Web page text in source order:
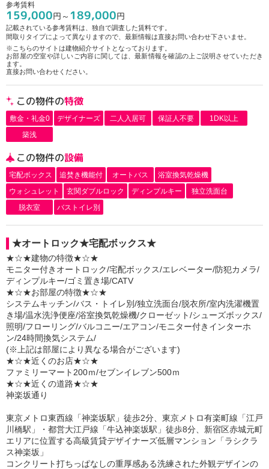
参考賃料
159,000円～ 189,000円
記載されている参考賃料は、独自で調査した賃料です。
間取りタイプによって異なりますので、最新情報は直接お問い合わせ下さいませ。
※こちらのサイトは建物紹介サイトとなっております。
お部屋の空室や詳しいご内容に関しては、最新情報を確認の上ご説明させていただき
ます。
直接お問い合わせください。
この物件の特徴
敷金・礼金0 デザイナーズ 二人入居可 保証人不要
1DK以上
築浅
この物件の設備
宅配ボックス 追焚き機能付 オートバス
浴室換気乾燥機
ウォシュレット
玄関ダブルロック ディンプルキー
独立洗面台
脱衣室
バストイレ別
★オートロック★宅配ボックス★
★☆★建物の特徴★☆★
モニター付きオートロック/宅配ボックス/エレベーター/防犯カメラ/
ディンプルキー/ゴミ置き場/CATV
★☆★お部屋の特徴★☆★
システムキッチン/バス・トイレ別/独立洗面台/脱衣所/室内洗濯機置
き場/温水洗浄便座/浴室換気乾燥機/クローゼット/シューズボックス/
照明/フローリング/バルコニー/エアコン/モニター付きインターホ
ン/24時間換気システム/
(※上記は部屋により異なる場合がございます)
★☆★近くのお店★☆★
ファミリーマート200ｍ/セブンイレブン500ｍ
★☆★近くの道路★☆★
神楽坂通り
東京メトロ東西線「神楽坂駅」徒歩2分、東京メトロ有楽町線「江戸
川橋駅」・都営大江戸線「牛込神楽坂駅」徒歩8分、新宿区赤城元町
エリアに位置する高級賃貸デザイナーズ低層マンション「ラシクラ
ス神楽坂」
コンクリート打ちっぱなしの重厚感ある洗練された外観デザインの